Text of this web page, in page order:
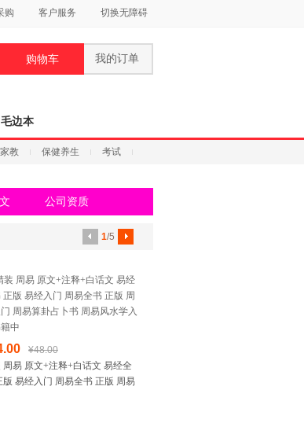
购 客户服务 切换无障碍
购物车 我的订单
毛边本
教 保健养生 考试
公司资质
1/5
¥48.00
周易 原文+注释+白话文 易经全
版 易经入门 周易全书 正版 周易